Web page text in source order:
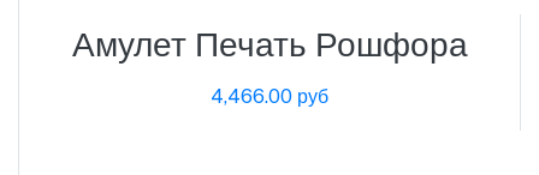
Амулет Печать Рошфора
4,466.00 руб